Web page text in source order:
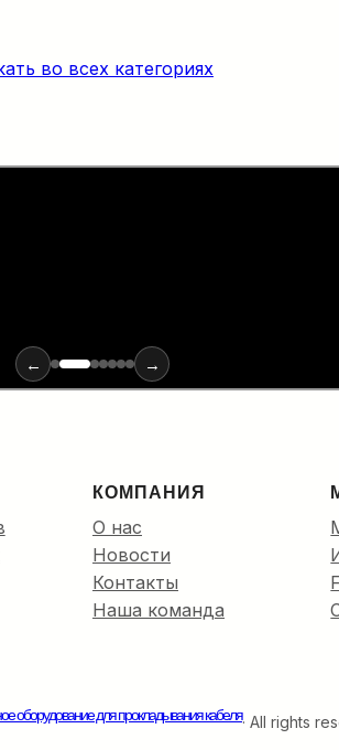
во всех категориях
← →
КОМПАНИЯ
О нас
Новости
Контакты
Наша команда
оборудование для прокладывания кабеля· All rights